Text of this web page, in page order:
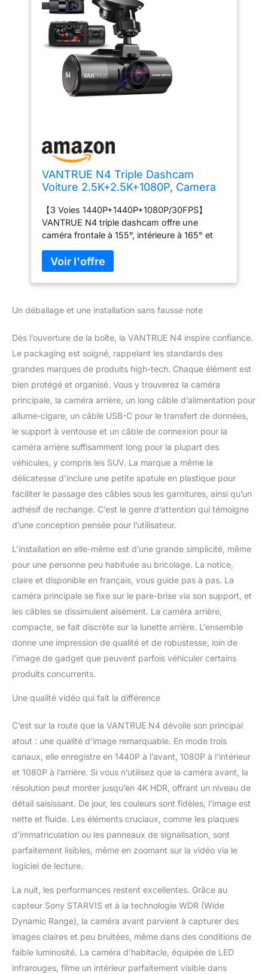
VANTRUE N4 Triple Dashcam
Voiture 2.5K+2.5K+1080P, Camera
Arrière, 3 Canuax 360 Degrés 24h.
Mode Parking Jour et Nuit, Vision
Nocturne IR, WDR 2.45" Max 512Go
【3 Voies 1440P+1440P+1080P/30FPS】
VANTRUE N4 triple dashcam offre une
caméra frontale à 155°, intérieure à 165° et
simultanément la cabine, l'avant et arrière ce
qui vous donne tout -protection circulaire
lorsque vous êtes sur la route. Le mode
de 2560x1440P/30fps. La caméra avant
seule, une capture claire des plaques
d'immatriculation et des panneaux de
signalisation. 【Vision Nocturne Infrarouge】
Avec le capteur haute performance STARVIS,
un objectif à 6G verres à ouverture F1.4
observant l'avant, un objectif à 6G F1.8
observant l'arrière, dashcam n4 est capable
d'augmenter l'exposition automatiquement
dans des situations sombres; 4 lumières LED
IR, qui peuvent capturer avec précision le
conducteur et les passagers même lorsque
la cabine est complètement sombre. 【Mode
En mode stationnement, une fois que la
caméra avant ou intérieure détecte un
mouvement, les 3 caméras doivent être
en même temps. Vous pouvez utiliser le kit
câble(ASIN: B08GX4S5ZS) pour fournir une
alimentation stable à la caméra afin d'obtenir
une protection contre les sous-tensions et
une surveillance 24 heures. L'excellent son
du micro intégré peut fournir une preuve
parfaite et vous éloigner des conflits.
【Super Condensateur et Résistant à la
Chaleur】 Cette caméra de tableau de bord
alimentée par un super condensateur au lieu
d'une batterie au lithium, conçue pour
extrêmes de -10° -70°C（14°F-158°F） idéal
extrêmement froides. Et cela donne
également une durée de vie plus longue que
la dashcam à batterie lithium-ion.
【Enregistre en Boucle Continue et Capteur
G et GPS】 L'enregistrement en boucle
écrase auto la vidéo la plus ancienne lorsque
la carte SD est pleine. Et sensibilité variable
G-sensor verrouillant le clip vidéo actuel
dans le dossier Événement. GPS en option
(besoin d'acheter séparément B085XZVGF2)
pour suivre l'itinéraire, l'emplacement et la
vitesse. Mises à jour du firmware. Si vous
officiel (www.vantrue.net), il peut étendre la
garantie à 18 mois. Remarque : Les
dashcams VANTRUE ne prennent PAS en
charge la charge rapide PD. Veuillez utiliser le
chargeur de voiture fourni.
Un déballage et une installation sans fausse note
Dès l’ouverture de la boîte, la VANTRUE N4 inspire confiance.
Le packaging est soigné, rappelant les standards des
grandes marques de produits high-tech. Chaque élément est
bien protégé et organisé. Vous y trouverez la caméra
principale, la caméra arrière, un long câble d’alimentation pour
allume-cigare, un câble USB-C pour le transfert de données,
le support à ventouse et un câble de connexion pour la
caméra arrière suffisamment long pour la plupart des
véhicules, y compris les SUV. La marque a même la
délicatesse d’inclure une petite spatule en plastique pour
faciliter le passage des câbles sous les garnitures, ainsi qu’un
adhésif de rechange. C’est le genre d’attention qui témoigne
d’une conception pensée pour l’utilisateur.
L’installation en elle-même est d’une grande simplicité, même
pour une personne peu habituée au bricolage. La notice,
claire et disponible en français, vous guide pas à pas. La
caméra principale se fixe sur le pare-brise via son support, et
les câbles se dissimulent aisément. La caméra arrière,
compacte, se fait discrète sur la lunette arrière. L’ensemble
donne une impression de qualité et de robustesse, loin de
l’image de gadget que peuvent parfois véhiculer certains
produits concurrents.
Une qualité vidéo qui fait la différence
C’est sur la route que la VANTRUE N4 dévoile son principal
atout : une qualité d’image remarquable. En mode trois
canaux, elle enregistre en 1440P à l’avant, 1080P à l’intérieur
et 1080P à l’arrière. Si vous n’utilisez que la caméra avant, la
résolution peut monter jusqu’en 4K HDR, offrant un niveau de
détail saisissant. De jour, les couleurs sont fidèles, l’image est
nette et fluide. Les éléments cruciaux, comme les plaques
d’immatriculation ou les panneaux de signalisation, sont
parfaitement lisibles, même en zoomant sur la vidéo via le
logiciel de lecture.
La nuit, les performances restent excellentes. Grâce au
capteur Sony STARVIS et à la technologie WDR (Wide
Dynamic Range), la caméra avant parvient à capturer des
images claires et peu bruitées, même dans des conditions de
faible luminosité. La caméra d’habitacle, équipée de LED
infrarouges, filme un intérieur parfaitement visible dans